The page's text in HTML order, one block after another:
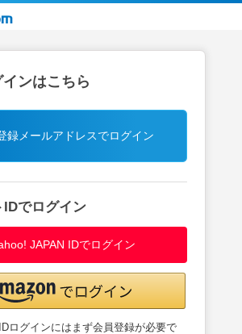
ンはこちら
録メールアドレスでログイン
IDでログイン
JAPAN IDでログイン
ログインにはまず会員登録が必要で